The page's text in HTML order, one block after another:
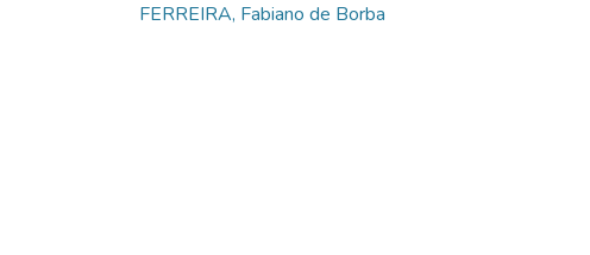
FERREIRA, Fabiano de Borba